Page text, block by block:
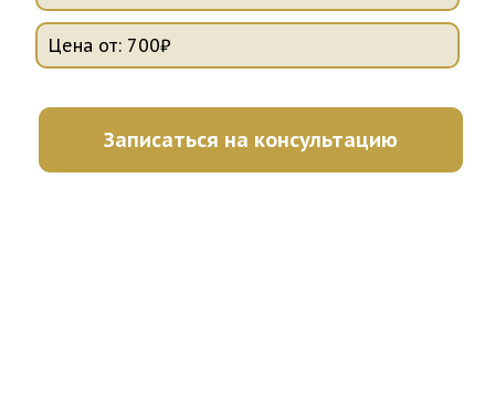
Цена от: 700₽
Записаться на консультацию